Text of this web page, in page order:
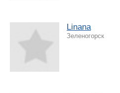
Linana
Зеленогорск